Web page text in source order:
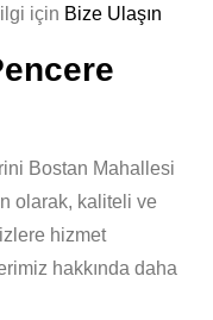
için Bize Ulaşın
Bostan Mahallesi
olarak, kaliteli ve
hizmet
hakkında daha